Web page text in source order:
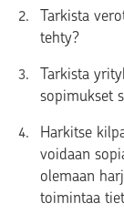
Tarkista
tehty?
Tarkista
sopimukset
Harkitse
voidaan
olemaan
toimintaa